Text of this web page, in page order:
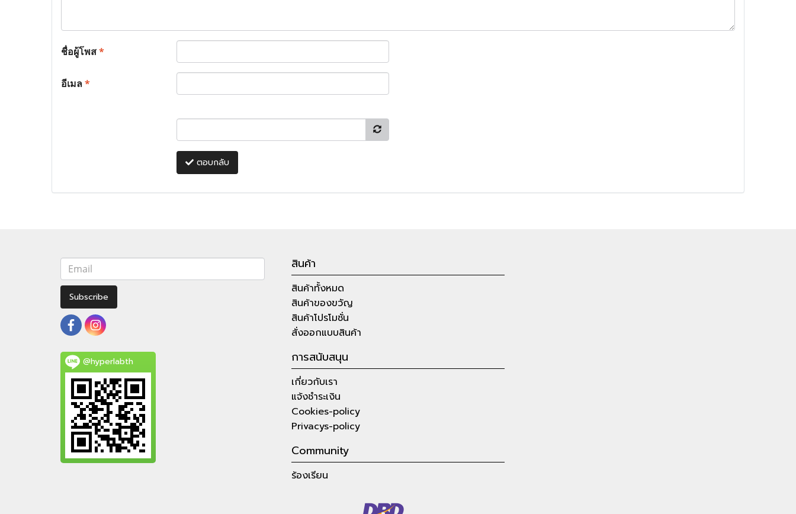
ชื่อผู้โพส*
อีเมล*
ตอบกลับ
Subscribe
@hyperlabth
สินค้า
สินค้าทั้งหมด
สินค้าของขวัญ
สินค้าโปรโมชั่น
สั่งออกแบบสินค้า
การสนับสนุน
เกี่ยวกับเรา
แจ้งชำระเงิน
Cookies-policy
Privacys-policy
Community
ร้องเรียน